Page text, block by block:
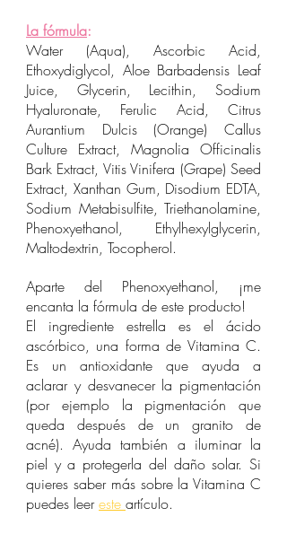
La fórmula:
Water (Aqua), Ascorbic Acid,
Ethoxydiglycol, Aloe Barbadensis Leaf
Juice, Glycerin, Lecithin, Sodium
Hyaluronate, Ferulic Acid, Citrus
Aurantium Dulcis (Orange) Callus
Culture Extract, Magnolia Officinalis
Bark Extract, Vitis Vinifera (Grape) Seed
Extract, Xanthan Gum, Disodium EDTA,
Sodium Metabisulfite, Triethanolamine,
Phenoxyethanol, Ethylhexylglycerin,
Maltodextrin, Tocopherol.
Aparte del Phenoxyethanol, ¡me
encanta la fórmula de este producto!
El ingrediente estrella es el ácido
ascórbico, una forma de Vitamina C.
Es un antioxidante que ayuda a
aclarar y desvanecer la pigmentación
(por ejemplo la pigmentación que
queda después de un granito de
acné). Ayuda también a iluminar la
piel y a protegerla del daño solar. Si
quieres saber más sobre la Vitamina C
puedes leer este artículo.